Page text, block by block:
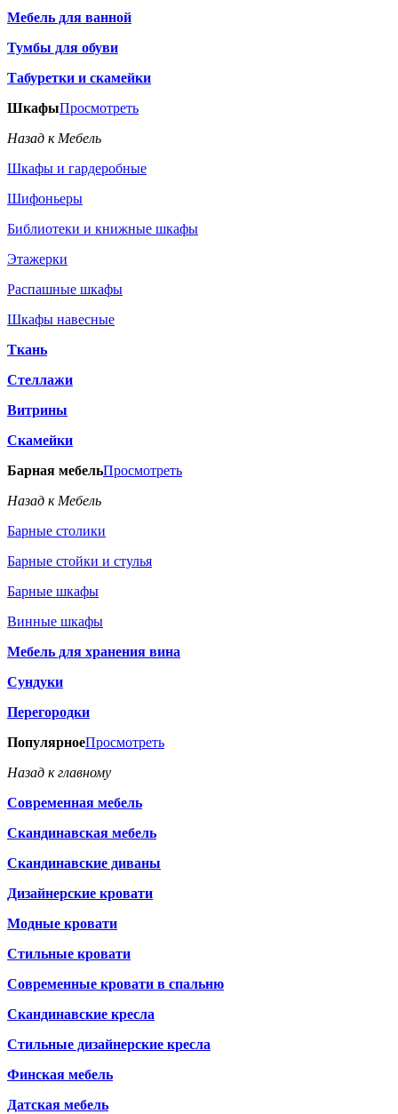
Мебель для ванной
Тумбы для обуви
Табуретки и скамейки
ШкафыПросмотреть
Назад к Мебель
Шкафы и гардеробные
Шифоньеры
Библиотеки и книжные шкафы
Этажерки
Распашные шкафы
Шкафы навесные
Ткань
Стеллажи
Витрины
Скамейки
Барная мебельПросмотреть
Назад к Мебель
Барные столики
Барные стойки и стулья
Барные шкафы
Винные шкафы
Мебель для хранения вина
Сундуки
Перегородки
ПопулярноеПросмотреть
Назад к главному
Современная мебель
Скандинавская мебель
Скандинавские диваны
Дизайнерские кровати
Модные кровати
Стильные кровати
Современные кровати в спальню
Скандинавские кресла
Стильные дизайнерские кресла
Финская мебель
Датская мебель